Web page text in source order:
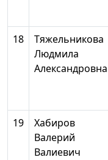
18
Тяжельникова
Людмила
Александровна
19
Хабиров
Валерий
Валиевич